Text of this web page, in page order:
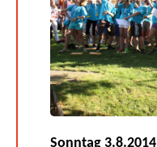
Sonntag 3.8.2014